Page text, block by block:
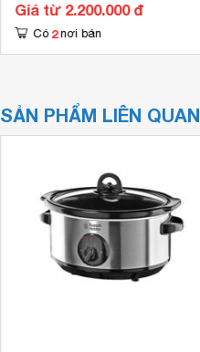
Giá từ 2.200.000 đ
Có 2 nơi bán
SẢN PHẨM LIÊN QUAN